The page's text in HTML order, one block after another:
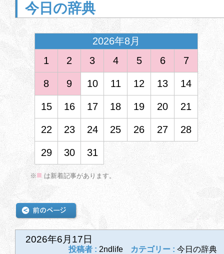
今日の辞典
2026年8月
1
2 3 4 5 6 7
8 9 10 11 12 13 14
15 16 17 18 19 20 21
22 23 24 25 26 27 28
29 30 31
2026年3月
8 9 14
15 16 17 18 19 20 21
※ ■ は新着記事があります。
2026年6月17日
投稿者 : 2ndlife カテゴリー : 今日の辞典